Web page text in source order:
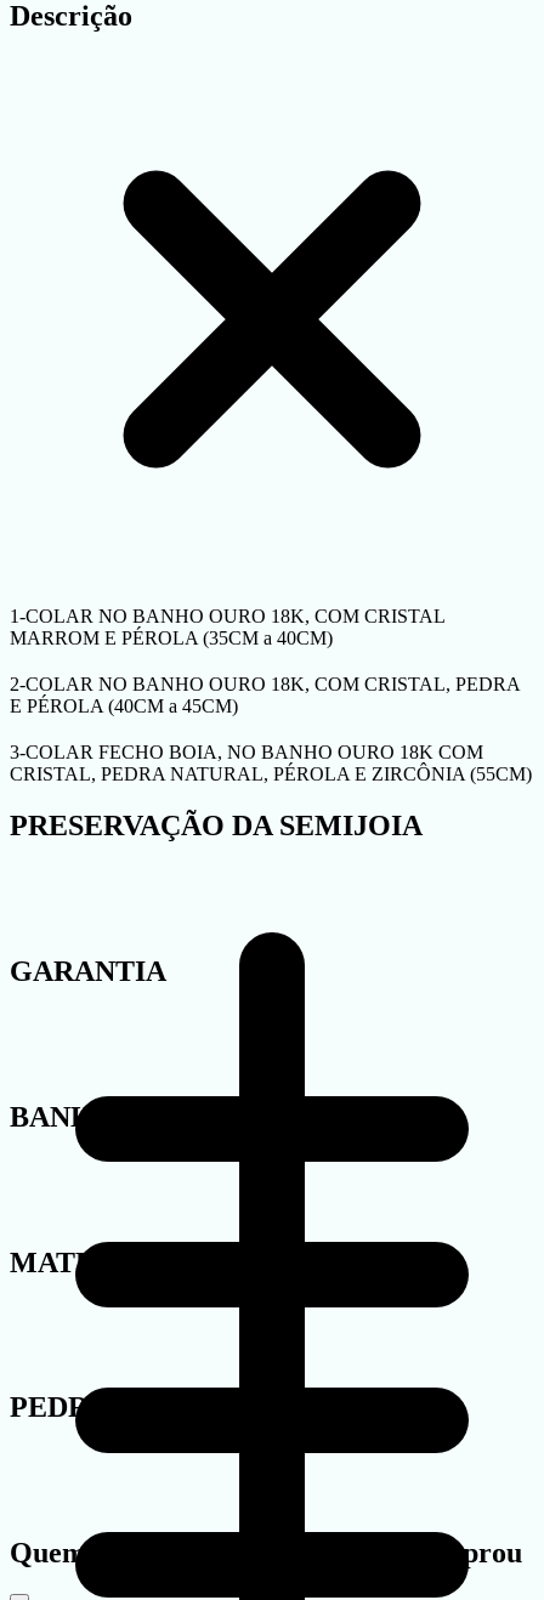
Descrição
1-COLAR NO BANHO OURO 18K, COM CRISTAL
MARROM E PÉROLA (35CM a 40CM)
2-COLAR NO BANHO OURO 18K, COM CRISTAL, PEDRA
E PÉROLA (40CM a 45CM)
3-COLAR FECHO BOIA, NO BANHO OURO 18K COM
CRISTAL, PEDRA NATURAL, PÉROLA E ZIRCÔNIA (55CM)
PRESERVAÇÃO DA SEMIJOIA
GARANTIA
BANHO
MATERIAL
PEDRA
Quem viu este produto também comprou